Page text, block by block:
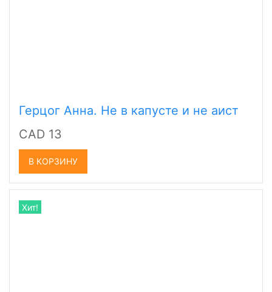
Герцог Анна. Не в капусте и не аист
CAD 13
В КОРЗИНУ
Хит!